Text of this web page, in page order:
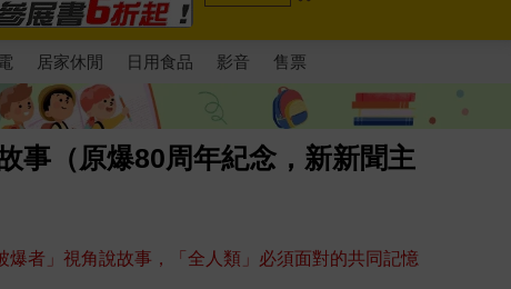
居家休閒 日用食品 影音 售票
事（原爆80周年紀念，新新聞主
者」視角說故事，「全人類」必須面對的共同記憶